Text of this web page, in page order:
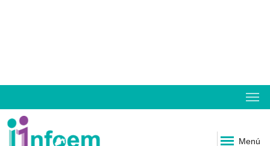
Menú